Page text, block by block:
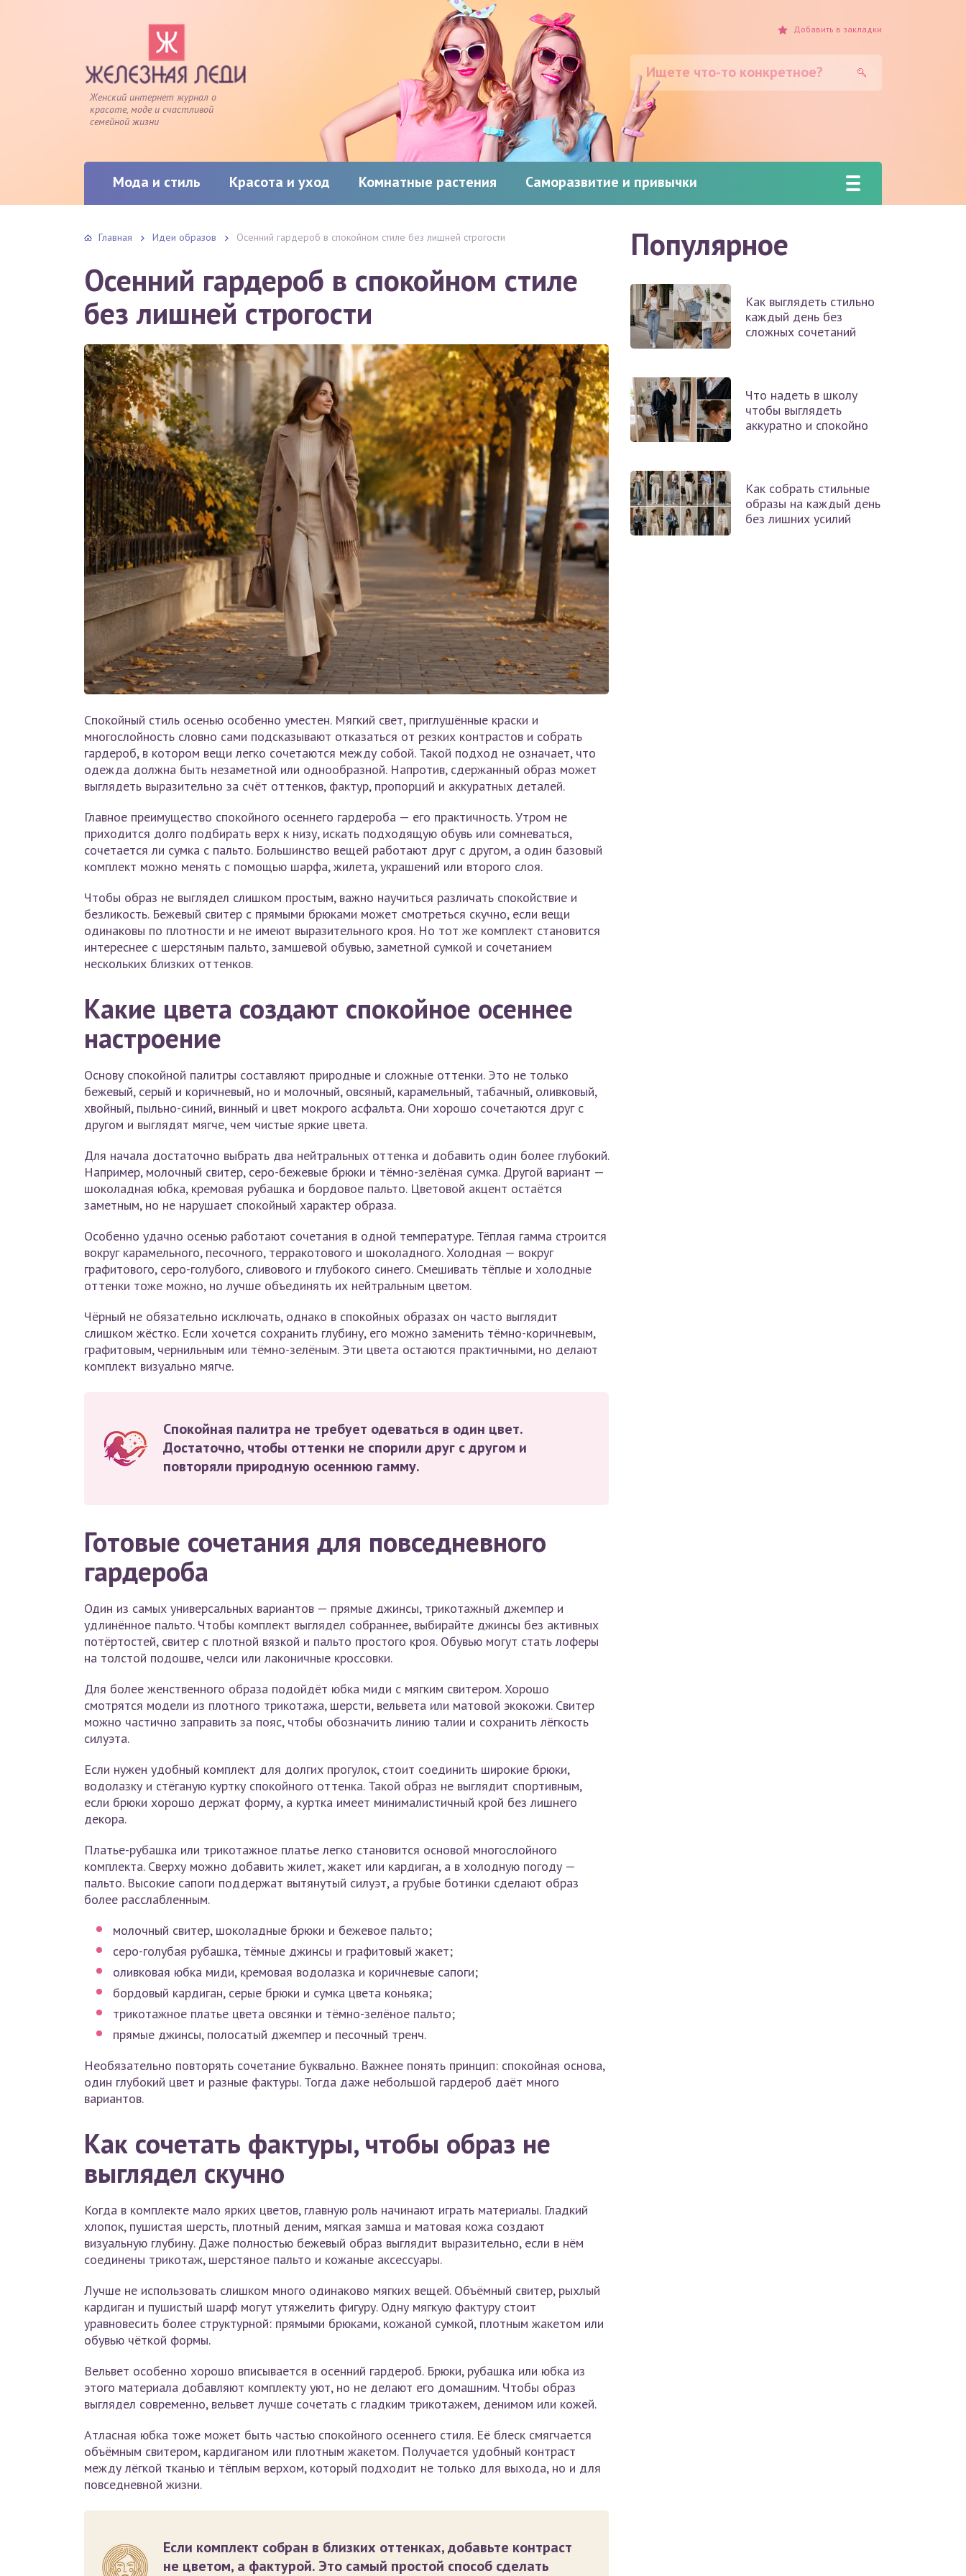
Женский интернет журнал о
красоте, моде и счастливой
семейной жизни
Мода и стиль Красота и уход Комнатные растения Саморазвитие и привычки
Добавить в закладки
Главная Идеи образов Осенний гардероб в спокойном стиле без лишней строгости
Осенний гардероб в спокойном стиле
без лишней строгости
Спокойный стиль осенью особенно уместен. Мягкий свет, приглушённые краски и
многослойность словно сами подсказывают отказаться от резких контрастов и собрать
гардероб, в котором вещи легко сочетаются между собой. Такой подход не означает, что
одежда должна быть незаметной или однообразной. Напротив, сдержанный образ может
выглядеть выразительно за счёт оттенков, фактур, пропорций и аккуратных деталей.
Главное преимущество спокойного осеннего гардероба — его практичность. Утром не
приходится долго подбирать верх к низу, искать подходящую обувь или сомневаться,
сочетается ли сумка с пальто. Большинство вещей работают друг с другом, а один базовый
комплект можно менять с помощью шарфа, жилета, украшений или второго слоя.
Чтобы образ не выглядел слишком простым, важно научиться различать спокойствие и
безликость. Бежевый свитер с прямыми брюками может смотреться скучно, если вещи
одинаковы по плотности и не имеют выразительного кроя. Но тот же комплект становится
интереснее с шерстяным пальто, замшевой обувью, заметной сумкой и сочетанием
нескольких близких оттенков.
Какие цвета создают спокойное осеннее
настроение
Основу спокойной палитры составляют природные и сложные оттенки. Это не только
бежевый, серый и коричневый, но и молочный, овсяный, карамельный, табачный, оливковый,
хвойный, пыльно-синий, винный и цвет мокрого асфальта. Они хорошо сочетаются друг с
другом и выглядят мягче, чем чистые яркие цвета.
Для начала достаточно выбрать два нейтральных оттенка и добавить один более глубокий.
Например, молочный свитер, серо-бежевые брюки и тёмно-зелёная сумка. Другой вариант —
шоколадная юбка, кремовая рубашка и бордовое пальто. Цветовой акцент остаётся
заметным, но не нарушает спокойный характер образа.
Особенно удачно осенью работают сочетания в одной температуре. Тёплая гамма строится
вокруг карамельного, песочного, терракотового и шоколадного. Холодная — вокруг
графитового, серо-голубого, сливового и глубокого синего. Смешивать тёплые и холодные
оттенки тоже можно, но лучше объединять их нейтральным цветом.
Чёрный не обязательно исключать, однако в спокойных образах он часто выглядит
слишком жёстко. Если хочется сохранить глубину, его можно заменить тёмно-коричневым,
графитовым, чернильным или тёмно-зелёным. Эти цвета остаются практичными, но делают
комплект визуально мягче.
Спокойная палитра не требует одеваться в один цвет.
Достаточно, чтобы оттенки не спорили друг с другом и
повторяли природную осеннюю гамму.
Готовые сочетания для повседневного
гардероба
Один из самых универсальных вариантов — прямые джинсы, трикотажный джемпер и
удлинённое пальто. Чтобы комплект выглядел собраннее, выбирайте джинсы без активных
потёртостей, свитер с плотной вязкой и пальто простого кроя. Обувью могут стать лоферы
на толстой подошве, челси или лаконичные кроссовки.
Для более женственного образа подойдёт юбка миди с мягким свитером. Хорошо
смотрятся модели из плотного трикотажа, шерсти, вельвета или матовой экокожи. Свитер
можно частично заправить за пояс, чтобы обозначить линию талии и сохранить лёгкость
силуэта.
Если нужен удобный комплект для долгих прогулок, стоит соединить широкие брюки,
водолазку и стёганую куртку спокойного оттенка. Такой образ не выглядит спортивным,
если брюки хорошо держат форму, а куртка имеет минималистичный крой без лишнего
декора.
Платье-рубашка или трикотажное платье легко становится основой многослойного
комплекта. Сверху можно добавить жилет, жакет или кардиган, а в холодную погоду —
пальто. Высокие сапоги поддержат вытянутый силуэт, а грубые ботинки сделают образ
более расслабленным.
молочный свитер, шоколадные брюки и бежевое пальто;
серо-голубая рубашка, тёмные джинсы и графитовый жакет;
оливковая юбка миди, кремовая водолазка и коричневые сапоги;
бордовый кардиган, серые брюки и сумка цвета коньяка;
трикотажное платье цвета овсянки и тёмно-зелёное пальто;
прямые джинсы, полосатый джемпер и песочный тренч.
Необязательно повторять сочетание буквально. Важнее понять принцип: спокойная основа,
один глубокий цвет и разные фактуры. Тогда даже небольшой гардероб даёт много
вариантов.
Как сочетать фактуры, чтобы образ не
выглядел скучно
Когда в комплекте мало ярких цветов, главную роль начинают играть материалы. Гладкий
хлопок, пушистая шерсть, плотный деним, мягкая замша и матовая кожа создают
визуальную глубину. Даже полностью бежевый образ выглядит выразительно, если в нём
соединены трикотаж, шерстяное пальто и кожаные аксессуары.
Лучше не использовать слишком много одинаково мягких вещей. Объёмный свитер, рыхлый
кардиган и пушистый шарф могут утяжелить фигуру. Одну мягкую фактуру стоит
уравновесить более структурной: прямыми брюками, кожаной сумкой, плотным жакетом или
обувью чёткой формы.
Вельвет особенно хорошо вписывается в осенний гардероб. Брюки, рубашка или юбка из
этого материала добавляют комплекту уют, но не делают его домашним. Чтобы образ
выглядел современно, вельвет лучше сочетать с гладким трикотажем, денимом или кожей.
Атласная юбка тоже может быть частью спокойного осеннего стиля. Её блеск смягчается
объёмным свитером, кардиганом или плотным жакетом. Получается удобный контраст
между лёгкой тканью и тёплым верхом, который подходит не только для выхода, но и для
повседневной жизни.
Если комплект собран в близких оттенках, добавьте контраст
не цветом, а фактурой. Это самый простой способ сделать
Популярное
Как выглядеть стильно
каждый день без
сложных сочетаний
Что надеть в школу
чтобы выглядеть
аккуратно и спокойно
Как собрать стильные
образы на каждый день
без лишних усилий